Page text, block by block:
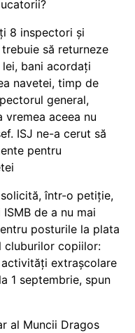
8 inspectori și
să returneze
bani acordați
navetei, timp de
general,
vremea aceea nu
ISJ ne-a cerut să
pentru
într-o petiție,
de a nu mai
posturile la plata
cluburilor copiilor:
extrașcolare
1 septembrie, spun
al Muncii Dragos